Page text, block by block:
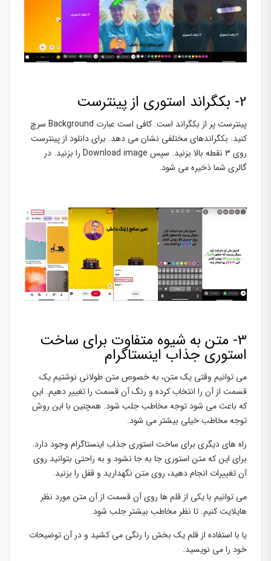
2- بکگراند استوری از پینترست
پینترست پر از بکگراند است. کافی است عبارت Background سرچ
کنید. بکگراندهای مختلفی نشان می دهد. برای دانلود از پینترست
روی 3 نقطه بالا بزنید. سپس Download image را بزنید. در
گالری شما ذخیره می شود.
3- متن به شیوه متفاوت برای ساخت
استوری جذاب اینستاگرام
می توانیم وقتی یک متن، به خصوص متن طولانی نوشتیم یک
قسمت از آن را انتخاب کرده و رنگ آن قسمت را تغییر دهیم. این
که باعث می شود توجه مخاطب جلب شود. همچنین با این روش
توجه مخاطب خیلی بیشتر می شود.
راه های دیگری برای ساخت استوری جذاب اینستاگرام وجود دارد.
برای این که متن استوری جا به جا نشود و به راحتی بتوانید روی
آن تغییرات انجام دهید، روی متن نگهدارید و قفل را بزنید.
می توانیم با یکی از قلم ها روی آن قسمت از آن متن مورد نظر
هایلایت کنیم. تا نظر مخاطب بیشتر جلب شود.
یا با استفاده از قلم یک بخش را رنگی می کشید و در آن توضیحات
خود را می نویسید.